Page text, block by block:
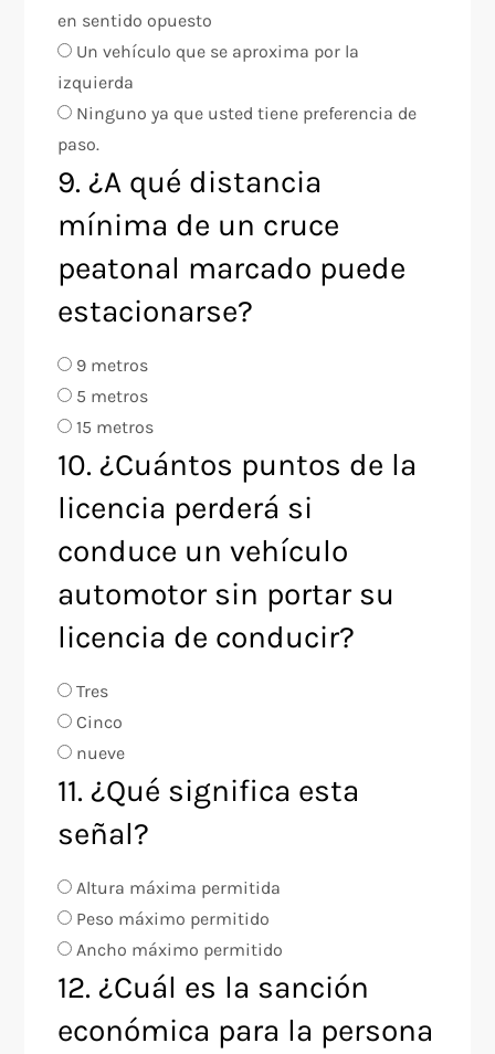
en sentido opuesto
Un vehículo que se aproxima por la
izquierda
Ninguno ya que usted tiene preferencia de
paso.
9. ¿A qué distancia
mínima de un cruce
peatonal marcado puede
estacionarse?
9 metros
5 metros
15 metros
10. ¿Cuántos puntos de la
licencia perderá si
conduce un vehículo
automotor sin portar su
licencia de conducir?
Tres
Cinco
nueve
11. ¿Qué significa esta
señal?
Altura máxima permitida
Peso máximo permitido
Ancho máximo permitido
12. ¿Cuál es la sanción
económica para la persona